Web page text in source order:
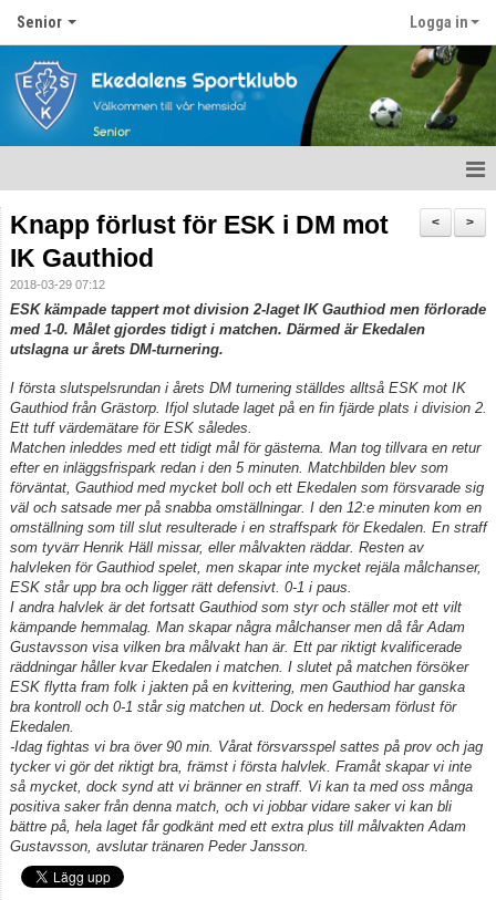
Senior Logga in
Nyheter
Kalender
Matcher
Ekedalens sk seniortrupp
Bildgalleri
Dokument
Kontakt
>
<
Knapp förlust för ESK i DM mot
IK Gauthiod
2018-03-29 07:12
ESK kämpade tappert mot division 2-laget IK Gauthiod men förlorade
med 1-0. Målet gjordes tidigt i matchen. Därmed är Ekedalen
utslagna ur årets DM-turnering.
I första slutspelsrundan i årets DM turnering ställdes alltså ESK mot IK
Gauthiod från Grästorp. Ifjol slutade laget på en fin fjärde plats i division 2.
Ett tuff värdemätare för ESK således.
Matchen inleddes med ett tidigt mål för gästerna. Man tog tillvara en retur
efter en inläggsfrispark redan i den 5 minuten. Matchbilden blev som
förväntat, Gauthiod med mycket boll och ett Ekedalen som försvarade sig
väl och satsade mer på snabba omställningar. I den 12:e minuten kom en
omställning som till slut resulterade i en straffspark för Ekedalen. En straff
som tyvärr Henrik Häll missar, eller målvakten räddar. Resten av
halvleken för Gauthiod spelet, men skapar inte mycket rejäla målchanser,
ESK står upp bra och ligger rätt defensivt. 0-1 i paus.
I andra halvlek är det fortsatt Gauthiod som styr och ställer mot ett vilt
kämpande hemmalag. Man skapar några målchanser men då får Adam
Gustavsson visa vilken bra målvakt han är. Ett par riktigt kvalificerade
räddningar håller kvar Ekedalen i matchen. I slutet på matchen försöker
ESK flytta fram folk i jakten på en kvittering, men Gauthiod har ganska
bra kontroll och 0-1 står sig matchen ut. Dock en hedersam förlust för
Ekedalen.
-Idag fightas vi bra över 90 min. Vårat försvarsspel sattes på prov och jag
tycker vi gör det riktigt bra, främst i första halvlek. Framåt skapar vi inte
så mycket, dock synd att vi bränner en straff. Vi kan ta med oss många
positiva saker från denna match, och vi jobbar vidare saker vi kan bli
bättre på, hela laget får godkänt med ett extra plus till målvakten Adam
Gustavsson, avslutar tränaren Peder Jansson.